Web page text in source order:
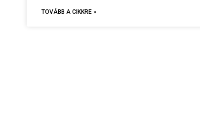
TOVÁBB A CIKKRE »